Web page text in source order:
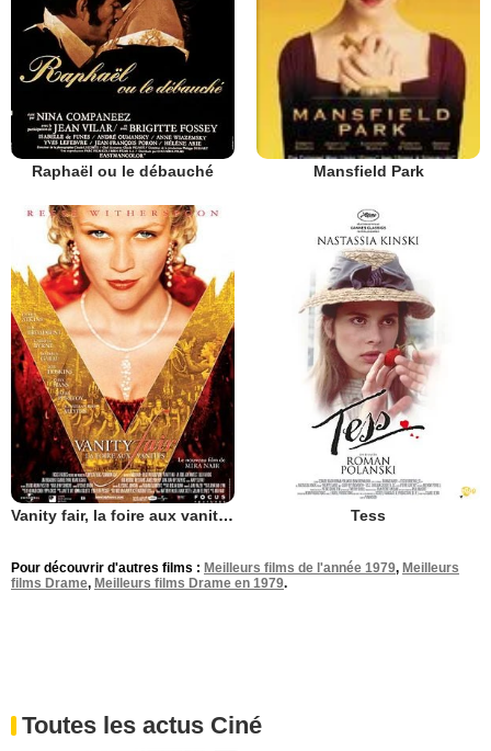
Raphaël ou le débauché Mansfield Park
Vanity fair, la foire aux vanités Tess
Pour découvrir d'autres films : Meilleurs films de l'année 1979, Meilleurs
films Drame, Meilleurs films Drame en 1979.
Toutes les actus Ciné